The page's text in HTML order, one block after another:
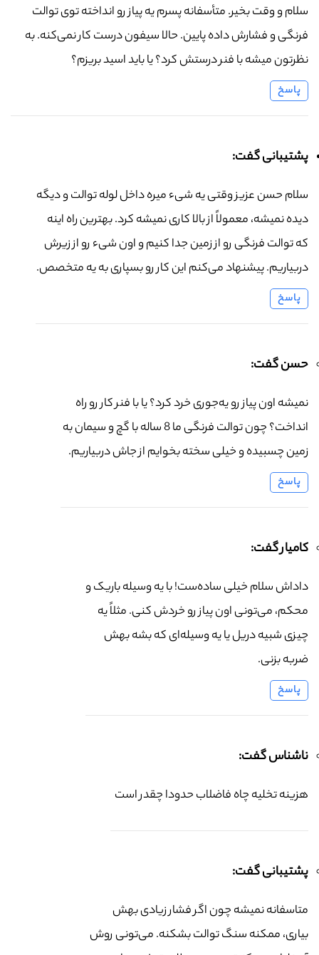
سلام و وقت بخیر. متأسفانه پسرم یه پیاز رو انداخته توی توالت
فرنگی و فشارش داده پایین. حالا سیفون درست کار نمی‌کنه. به
نظرتون میشه با فنر درستش کرد؟ یا باید اسید بریزم؟
پاسخ
پشتیبانی گفت:
سلام حسن عزیز وقتی یه شیء میره داخل لوله توالت و دیگه
دیده نمیشه، معمولاً از بالا کاری نمیشه کرد. بهترین راه اینه
که توالت فرنگی رو از زمین جدا کنیم و اون شیء رو از زیرش
دربیاریم. پیشنهاد می‌کنم این کار رو بسپاری به یه متخصص.
پاسخ
حسن گفت:
نمیشه اون پیاز رو یه‌جوری خرد کرد؟ یا با فنر کار رو راه
انداخت؟ چون توالت فرنگی ما 8 ساله با گچ و سیمان به
زمین چسبیده و خیلی سخته بخوایم از جاش دربیاریم.
پاسخ
کامیار گفت:
داداش سلام خیلی ساده‌ست! با یه وسیله باریک و
محکم، می‌تونی اون پیاز رو خردش کنی. مثلاً یه
چیزی شبیه دریل یا یه وسیله‌ای که بشه بهش
ضربه بزنی.
پاسخ
ناشناس گفت:
هزینه تخلیه چاه فاضلاب حدودا چقدر است
پشتیبانی گفت:
متاسفانه نمیشه چون اگر فشار زیادی بهش
بیاری، ممکنه سنگ توالت بشکنه. می‌تونی روش